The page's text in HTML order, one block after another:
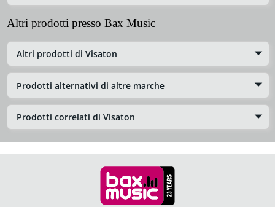
Altri prodotti presso Bax Music
Altri prodotti di Visaton
Prodotti alternativi di altre marche
Prodotti correlati di Visaton